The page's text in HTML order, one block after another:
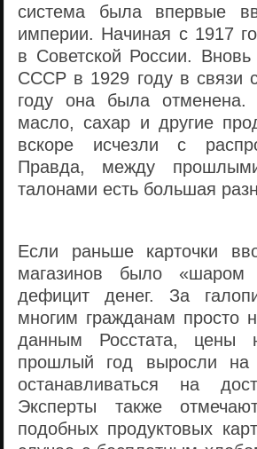
система была впервые
империи. Начиная с 1917
в Советской России.
СССР в 1929 году в связи
году она была
масло, сахар и другие
вскоре исчезли с
Правда, между
талонами есть большая
Если раньше карточки
магазинов было «шаром
дефицит денег. За
многим гражданам просто
данным Росстата, цены
прошлый год выросли
останавливаться на
Эксперты также
подобных продуктовых